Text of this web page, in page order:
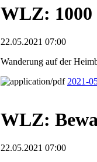
WLZ: 1000
22.05.2021 07:00
Wanderung auf der
2021-
WLZ:
22.05.2021 07:00